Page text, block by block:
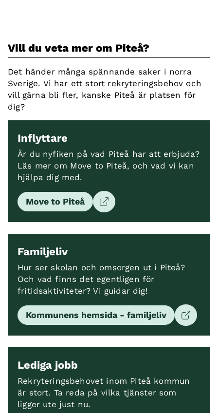
Vill du veta mer om Piteå?
Det händer många spännande saker i norra
Sverige. Vi har ett stort rekryteringsbehov och
vill gärna bli fler, kanske Piteå är platsen för
dig?
Inflyttare
Är du nyfiken på vad Piteå har att erbjuda?
Läs mer om Move to Piteå, och vad vi kan
hjälpa dig med.
Move to Piteå
Familjeliv
Hur ser skolan och omsorgen ut i Piteå?
Och vad finns det egentligen för
fritidsaktiviteter? Vi guidar dig!
Kommunens hemsida - familjeliv
Lediga jobb
Rekryteringsbehovet inom Piteå kommun
är stort. Ta reda på vilka tjänster som
ligger ute just nu.